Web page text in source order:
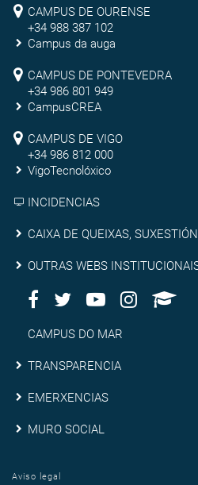
Campus
de
Ourense
CAMPUS DE OURENSE
+34 988 387 102
Campus da auga
Campus
de
Pontevedra
CAMPUS DE PONTEVEDRA
+34 986 801 949
CampusCREA
Campus
de
Vigo
CAMPUS DE VIGO
+34 986 812 000
VigoTecnolóxico
INCIDENCIAS
Caixa
de
queixas,
suxestións
e
parabéns
CAIXA DE QUEIXAS,
Outras
webs
institucionais
OUTRAS WEBS
Redes
Sociais
Facebook
TwitterYoutubeInstagram
AppleU
Campus
do
Mar
CAMPUS DO MAR
Transparencia
TRANSPARENCIA
Emerxencias
EMERXENCIAS
Muro
social
MURO SOCIAL
Aviso legal